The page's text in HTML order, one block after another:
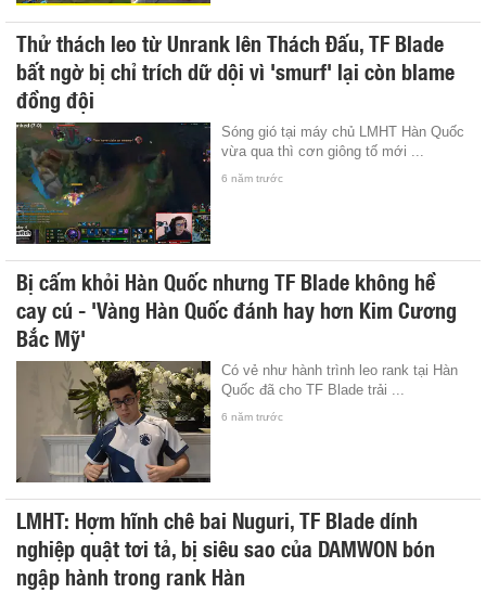
Thử thách leo từ Unrank lên Thách Đấu, TF Blade
bất ngờ bị chỉ trích dữ dội vì 'smurf' lại còn blame
đồng đội
Sóng gió tại máy chủ LMHT Hàn Quốc
vừa qua thì cơn giông tố mới ...
6 năm trước
Bị cấm khỏi Hàn Quốc nhưng TF Blade không hề
cay cú - 'Vàng Hàn Quốc đánh hay hơn Kim Cương
Bắc Mỹ'
Có vẻ như hành trình leo rank tại Hàn
Quốc đã cho TF Blade trải ...
6 năm trước
LMHT: Hợm hĩnh chê bai Nuguri, TF Blade dính
nghiệp quật tơi tả, bị siêu sao của DAMWON bón
ngập hành trong rank Hàn